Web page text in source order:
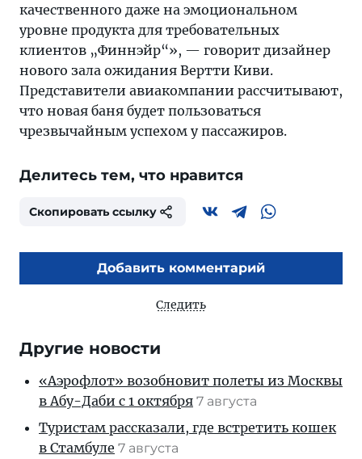
качественного даже на эмоциональном
уровне продукта для требовательных
клиентов „Финнэйр“», — говорит дизайнер
нового зала ожидания Вертти Киви.
Представители авиакомпании рассчитывают,
что новая баня будет пользоваться
чрезвычайным успехом у пассажиров.
Делитесь тем, что нравится
Скопировать ссылку
Добавить комментарий
Следить
Другие новости
«Аэрофлот» возобновит полеты из Москвы
в Абу-Даби с 1 октября 7 августа
Туристам рассказали, где встретить кошек
в Стамбуле 7 августа